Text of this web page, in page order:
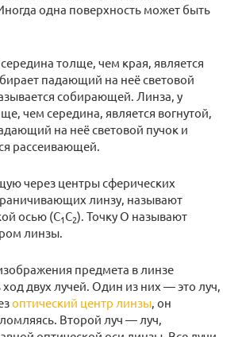
одна поверхность может быть
толще, чем края, является
падающий на неё световой
собирающей. Линза, у
чем середина, является вогнутой,
на неё световой пучок и
рассеивающей.
через центры сферических
линзу, называют
осью (С1С2). Точку О называют
линзы.
предмета в линзе
ход двух лучей. Один из них — это луч,
оптический центр линзы, он
Второй луч — луч,